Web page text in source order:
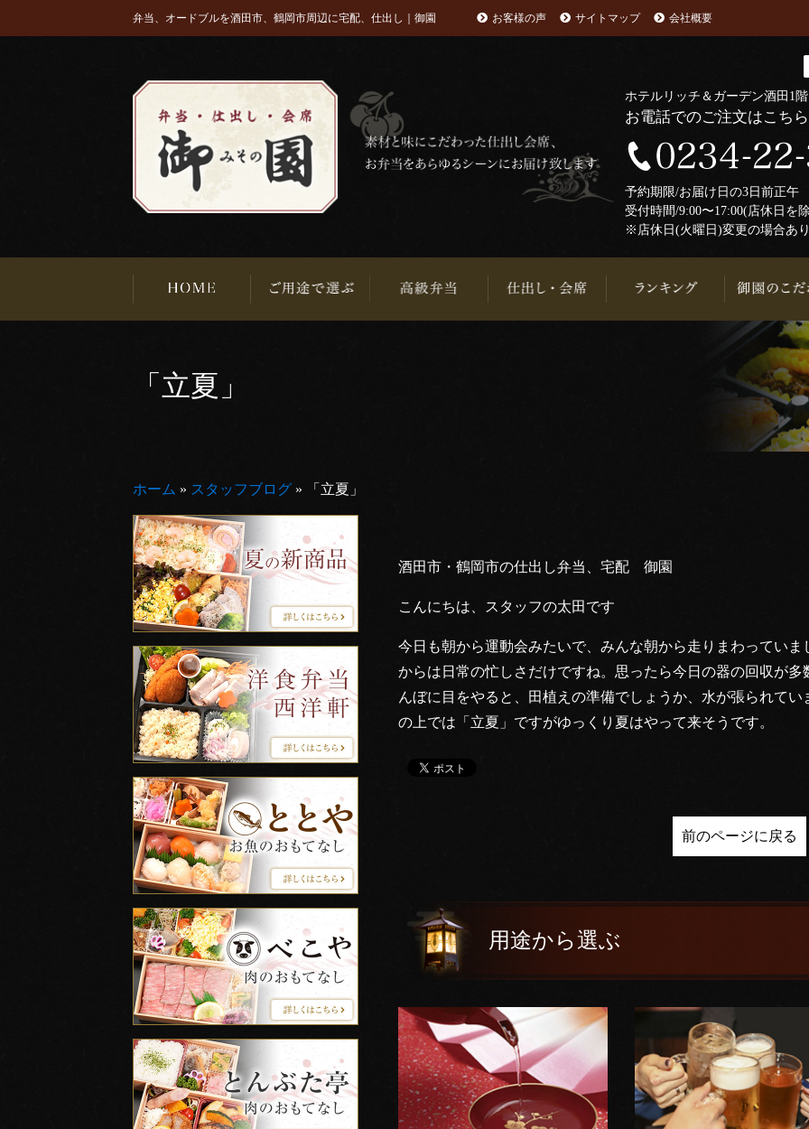
弁当、オードブルを酒田市、鶴岡市周辺に宅配、仕出し｜御園 お客様の声 サイトマップ 会社概要
ホテルリッチ＆ガーデン酒田1
お電話でのご注文はこち
予約期限/お届け日の3日前正
受付時間/9:00〜17:00(店休日を
※店休日(火曜日)変更の場合あ
「立夏」
ホーム » スタッフブログ » 「立夏」
酒田市・鶴岡市の仕出し弁当、宅配 御園
こんにちは、スタッフの太田です
今日も朝から運動会みたいで、みんな朝から走りまわってい
からは日常の忙しさだけですね。思ったら今日の器の回収が
んぼに目をやると、田植えの準備でしょうか、水が張られて
の上では「立夏」ですがゆっくり夏はやって来そうです。
前のページに戻る
用途から選ぶ